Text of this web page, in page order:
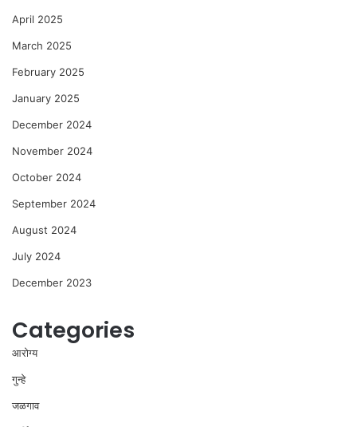
April 2025
March 2025
February 2025
January 2025
December 2024
November 2024
October 2024
September 2024
August 2024
July 2024
December 2023
Categories
आरोग्य
गुन्हे
जळगाव